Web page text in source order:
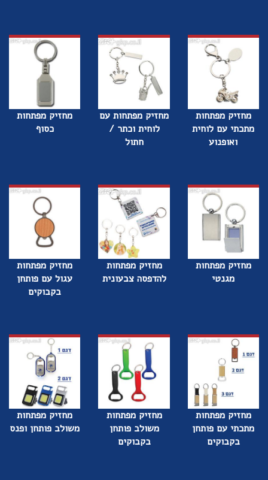
מחזיק מפתחות
מתכתי עם לוחית
ואופנוע
מחזיק מפתחות עם
לוחית וכתר /
חתול
מחזיק מפתחות
כסוף
מחזיק מפתחות
מגנטי
מחזיק מפתחות
להדפסה צבעונית
מחזיק מפתחות
עגול עם פותחן
בקבוקים
מחזיק מפתחות
מתכתי עם פותחן
בקבוקים
מחזיק מפתחות
משולב פותחן
בקבוקים
מחזיק מפתחות
משולב פותחן ופנס